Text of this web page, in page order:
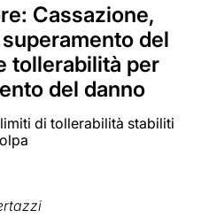
Cassazione,
del
tollerabilità per
del danno
di tollerabilità stabiliti